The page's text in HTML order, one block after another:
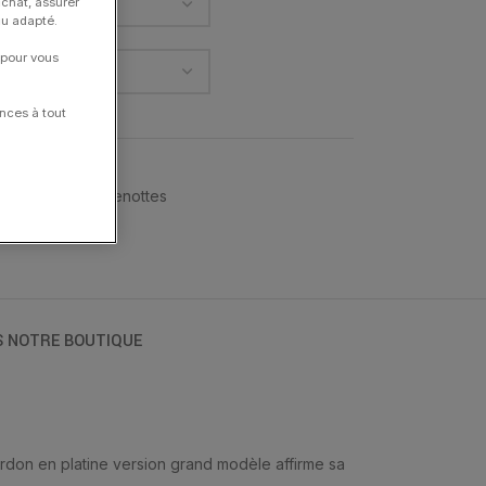
Menottes
NOTRE BOUTIQUE
en platine version grand modèle affirme sa
adapté.
vous
à tout